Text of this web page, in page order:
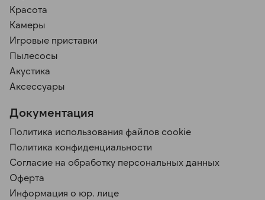
Красота
Камеры
Игровые приставки
Пылесосы
Акустика
Аксессуары
Документация
Политика использования файлов cookie
Политика конфиденциальности
Согласие на обработку персональных данных
Оферта
Информация о юр. лице